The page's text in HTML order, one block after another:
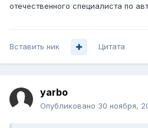
отечественного специалиста по
Вставить ник Цитата
yarbo
Опубликовано 30 ноября,